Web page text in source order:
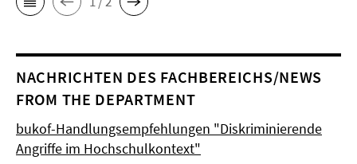
NACHRICHTEN DES FACHBEREICHS/NEWS
FROM THE DEPARTMENT
bukof-Handlungsempfehlungen "Diskriminierende
Angriffe im Hochschulkontext"